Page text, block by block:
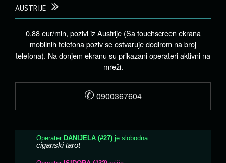
AUSTRIJE
0.88 eur/min, pozivi iz Austrije (Sa touchscreen ekrana
mobilnih telefona poziv se ostvaruje dodirom na broj
telefona). Na donjem ekranu su prikazani operateri aktivni na
mreži.
✆ 0900367604